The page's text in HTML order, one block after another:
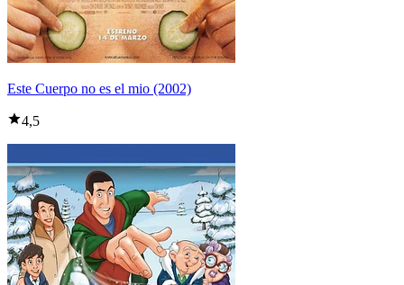
Este Cuerpo no es el mio (2002)
4,5